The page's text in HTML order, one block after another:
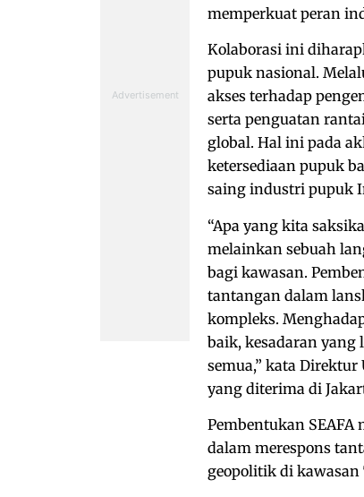
memperkuat peran
Kolaborasi ini
pupuk nasional.
akses terhadap
serta penguatan
global. Hal ini pada
ketersediaan pupuk
saing industri pupuk
“Apa yang kita
melainkan sebuah
bagi kawasan.
tantangan dalam
kompleks.
baik, kesadaran yang
semua,” kata
yang diterima di
Pembentukan
dalam merespons
geopolitik di